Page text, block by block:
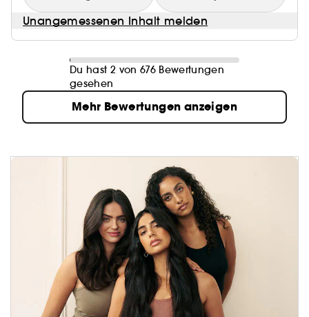
Unangemessenen Inhalt melden
Du hast 2 von 676 Bewertungen
gesehen
Mehr Bewertungen anzeigen